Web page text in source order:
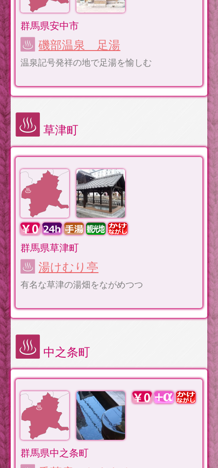
群馬県安中市
磯部温泉 足湯
温泉記号発祥の地で足湯を愉しむ
草津町
群馬県草津町
湯けむり亭
有名な草津の湯畑をながめつつ
中之条町
群馬県中之条町